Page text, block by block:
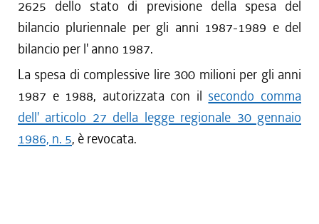
2625 dello stato di previsione della spesa del
bilancio pluriennale per gli anni 1987-1989 e del
bilancio per l' anno 1987.
La spesa di complessive lire 300 milioni per gli anni
1987 e 1988, autorizzata con il secondo comma
dell' articolo 27 della legge regionale 30 gennaio
1986, n. 5, è revocata.